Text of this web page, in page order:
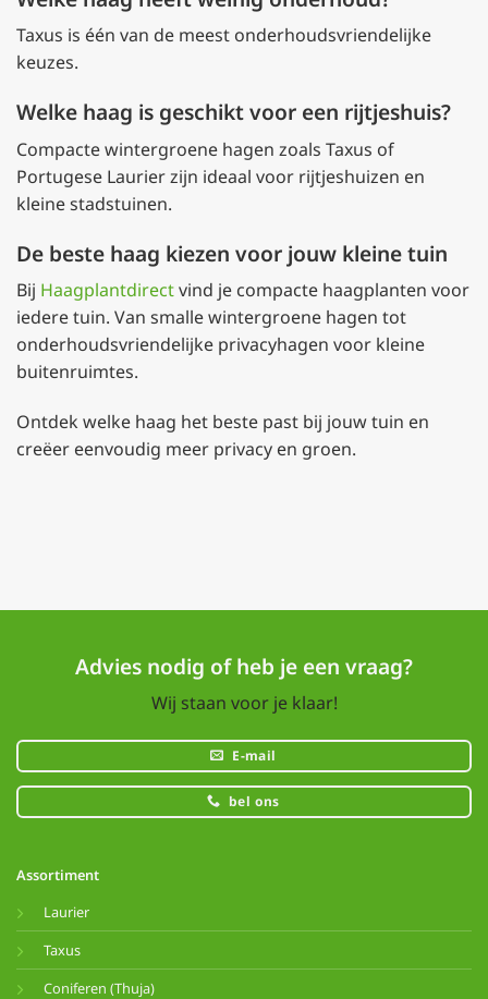
Taxus is één van de meest onderhoudsvriendelijke
keuzes.
Welke haag is geschikt voor een rijtjeshuis?
Compacte wintergroene hagen zoals Taxus of
Portugese Laurier zijn ideaal voor rijtjeshuizen en
kleine stadstuinen.
De beste haag kiezen voor jouw kleine tuin
Bij Haagplantdirectvind je compacte haagplanten voor
iedere tuin. Van smalle wintergroene hagen tot
onderhoudsvriendelijke privacyhagen voor kleine
buitenruimtes.
Ontdek welke haag het beste past bij jouw tuin en
creëer eenvoudig meer privacy en groen.
Advies nodig of heb je een vraag?
Wij staan voor je klaar!
E-mail
bel ons
Assortiment
Laurier
Taxus
Coniferen (Thuja)